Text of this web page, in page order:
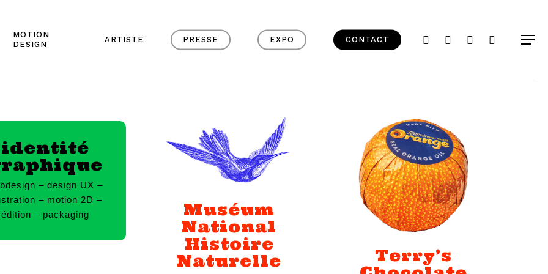
MOTION
DESIGN
ARTISTE PRESSE EXPO CONTACT Menu
FACEBOOKLINKEDINYOUTUBEINSTAGRAM
identité
– design UX –
– motion 2D –
édition – packaging
Muséum
National
Histoire
Naturelle
Terry’s